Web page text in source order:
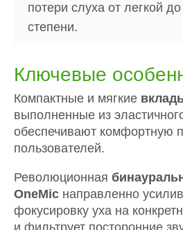
потери слуха от легкой
степени.
Ключевые
Компактные и мягкие
выполненные из
обеспечивают комфортную
пользователей.
Революционная
OneMic направленно
фокусировку уха на